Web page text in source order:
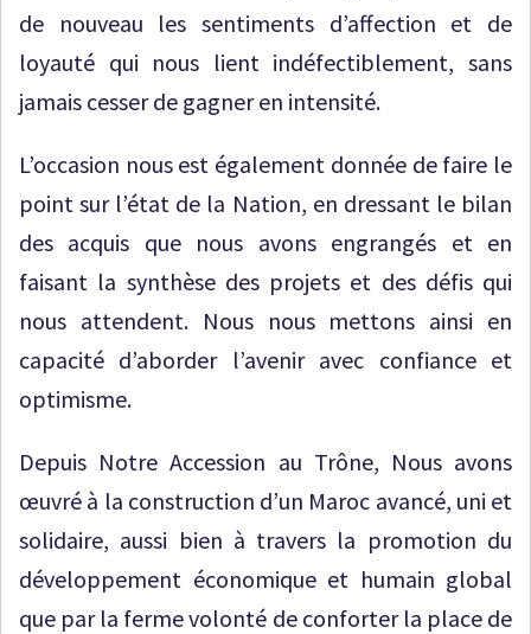
de nouveau les sentiments d’affection et de
loyauté qui nous lient indéfectiblement, sans
jamais cesser de gagner en intensité.
L’occasion nous est également donnée de faire le
point sur l’état de la Nation, en dressant le bilan
des acquis que nous avons engrangés et en
faisant la synthèse des projets et des défis qui
nous attendent. Nous nous mettons ainsi en
capacité d’aborder l’avenir avec confiance et
optimisme.
Depuis Notre Accession au Trône, Nous avons
œuvré à la construction d’un Maroc avancé, uni et
solidaire, aussi bien à travers la promotion du
développement économique et humain global
que par la ferme volonté de conforter la place de